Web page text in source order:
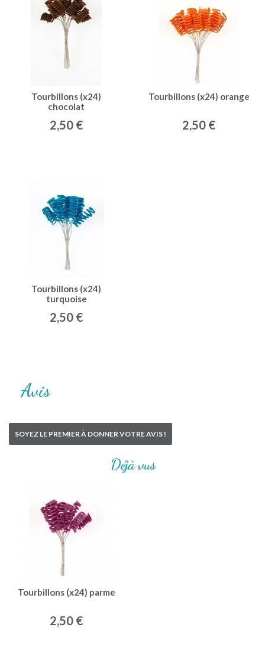
Tourbillons (x24)
chocolat
2,50 €
Tourbillons (x24) orange
2,50 €
Tourbillons (x24)
turquoise
2,50 €
Avis
SOYEZ LE PREMIER À DONNER VOTRE AVIS !
Déjà vus
Tourbillons (x24) parme
2,50 €